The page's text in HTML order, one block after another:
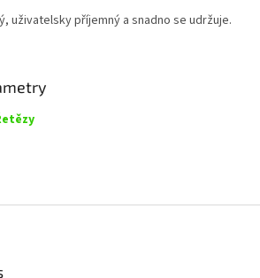
uživatelsky příjemný a snadno se udržuje.